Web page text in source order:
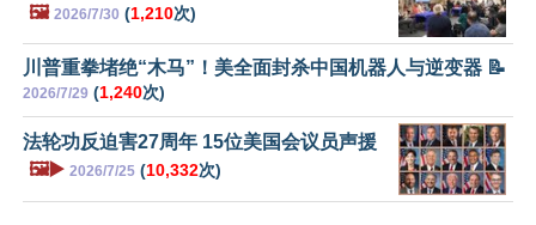
🖼️ 2026/7/30 (1,210次)
川普重拳堵绝“木马”！美全面封杀中国机器人与逆变器 📝
2026/7/29 (1,240次)
法轮功反迫害27周年 15位美国会议员声援
🖼️▶️ 2026/7/25 (10,332次)